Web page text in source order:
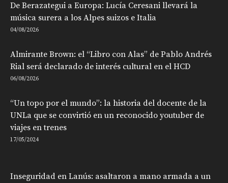
De Berazategui a Europa: Lucía Ceresani llevará la
música surera a los Alpes suizos e Italia
04/08/2026
Almirante Brown: el “Libro con Alas” de Pablo Andrés
Rial será declarado de interés cultural en el HCD
06/08/2026
“Un topo por el mundo”: la historia del docente de la
UNLa que se convirtió en un reconocido youtuber de
viajes en trenes
17/05/2024
Inseguridad en Lanús: asaltaron a mano armada a un